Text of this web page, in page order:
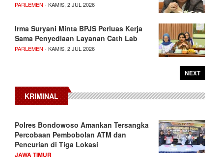
PARLEMEN - KAMIS, 2 JUL 2026
Irma Suryani Minta BPJS Perluas Kerja
Sama Penyediaan Layanan Cath Lab
PARLEMEN - KAMIS, 2 JUL 2026
NEXT
KRIMINAL
Polres Bondowoso Amankan Tersangka
Percobaan Pembobolan ATM dan
Pencurian di Tiga Lokasi
JAWA TIMUR